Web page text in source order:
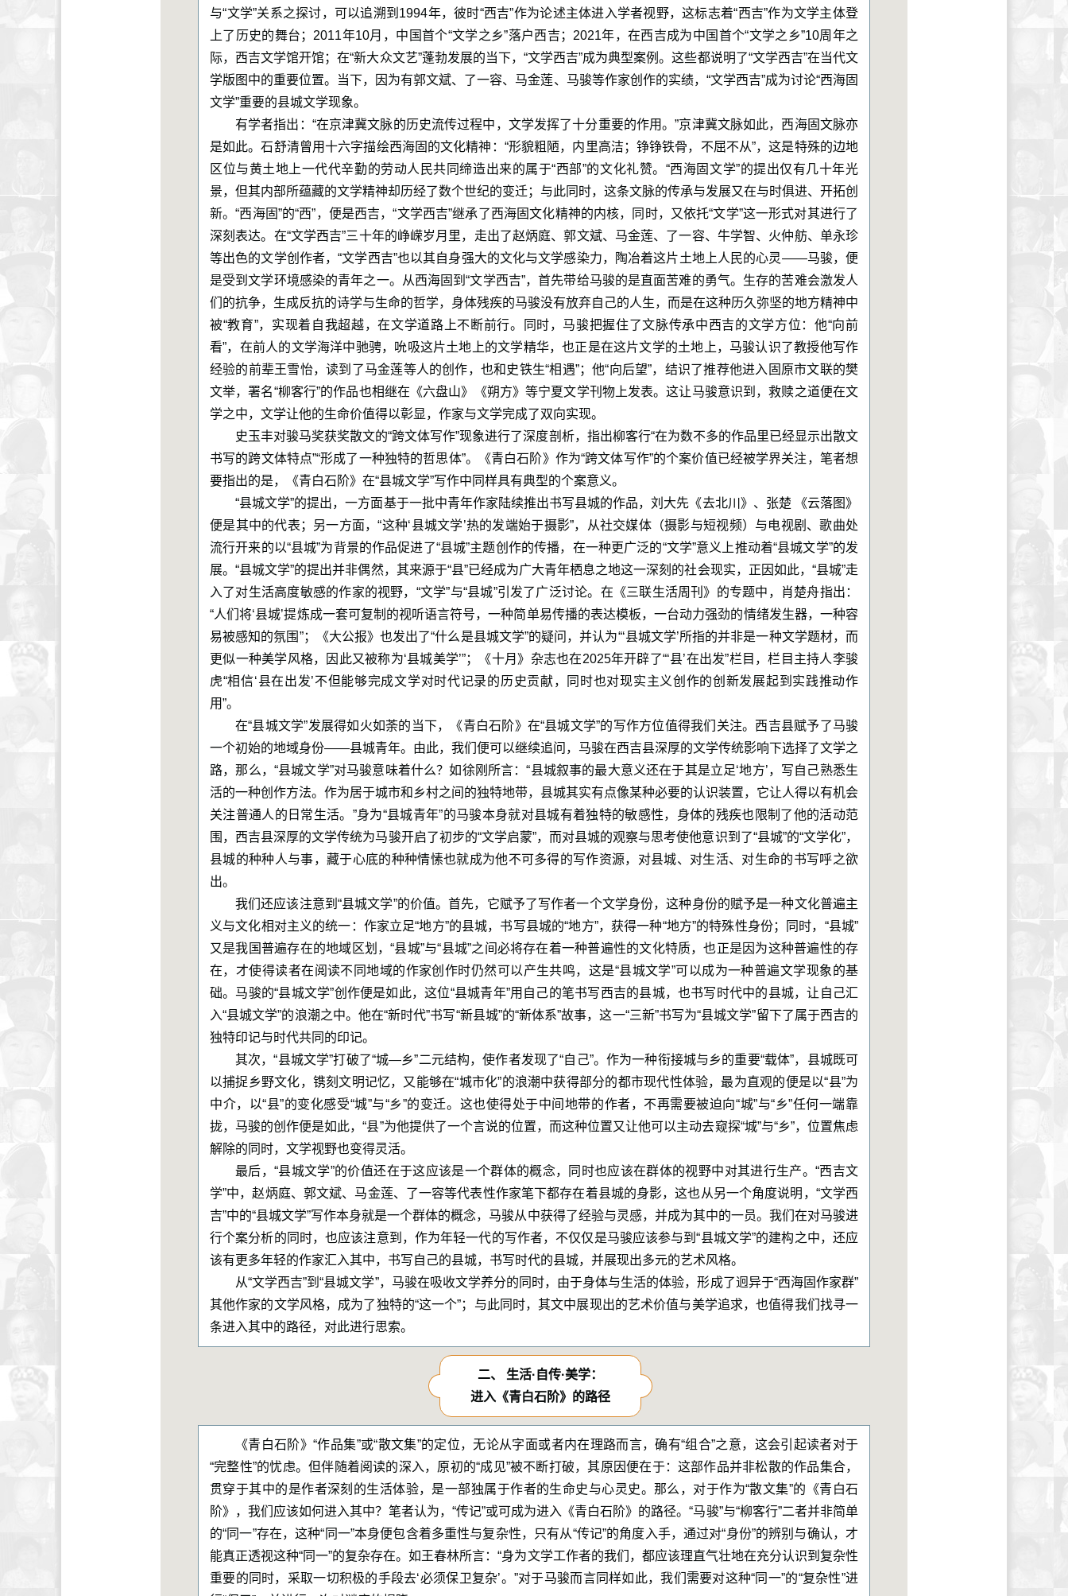
与“文学”关系之探讨，可以追溯到1994年，彼时“西吉”作为论述主体进入学者视野，这标志着“西吉”作为文学主体登
上了历史的舞台；2011年10月，中国首个“文学之乡”落户西吉；2021年，在西吉成为中国首个“文学之乡”10周年之
际，西吉文学馆开馆；在“新大众文艺”蓬勃发展的当下，“文学西吉”成为典型案例。这些都说明了“文学西吉”在当代文
学版图中的重要位置。当下，因为有郭文斌、了一容、马金莲、马骏等作家创作的实绩，“文学西吉”成为讨论“西海固
文学”重要的县城文学现象。
有学者指出：“在京津冀文脉的历史流传过程中，文学发挥了十分重要的作用。”京津冀文脉如此，西海固文脉亦
是如此。石舒清曾用十六字描绘西海固的文化精神：“形貌粗陋，内里高洁；铮铮铁骨，不屈不从”，这是特殊的边地
区位与黄土地上一代代辛勤的劳动人民共同缔造出来的属于“西部”的文化礼赞。“西海固文学”的提出仅有几十年光
景，但其内部所蕴藏的文学精神却历经了数个世纪的变迁；与此同时，这条文脉的传承与发展又在与时俱进、开拓创
新。“西海固”的“西”，便是西吉，“文学西吉”继承了西海固文化精神的内核，同时，又依托“文学”这一形式对其进行了
深刻表达。在“文学西吉”三十年的峥嵘岁月里，走出了赵炳庭、郭文斌、马金莲、了一容、牛学智、火仲舫、单永珍
等出色的文学创作者，“文学西吉”也以其自身强大的文化与文学感染力，陶冶着这片土地上人民的心灵——马骏，便
是受到文学环境感染的青年之一。从西海固到“文学西吉”，首先带给马骏的是直面苦难的勇气。生存的苦难会激发人
们的抗争，生成反抗的诗学与生命的哲学，身体残疾的马骏没有放弃自己的人生，而是在这种历久弥坚的地方精神中
被“教育”，实现着自我超越，在文学道路上不断前行。同时，马骏把握住了文脉传承中西吉的文学方位：他“向前
看”，在前人的文学海洋中驰骋，吮吸这片土地上的文学精华，也正是在这片文学的土地上，马骏认识了教授他写作
经验的前辈王雪怡，读到了马金莲等人的创作，也和史铁生“相遇”；他“向后望”，结识了推荐他进入固原市文联的樊
文举，署名“柳客行”的作品也相继在《六盘山》《朔方》等宁夏文学刊物上发表。这让马骏意识到，救赎之道便在文
学之中，文学让他的生命价值得以彰显，作家与文学完成了双向实现。
史玉丰对骏马奖获奖散文的“跨文体写作”现象进行了深度剖析，指出柳客行“在为数不多的作品里已经显示出散文
书写的跨文体特点”“形成了一种独特的哲思体”。《青白石阶》作为“跨文体写作”的个案价值已经被学界关注，笔者想
要指出的是，《青白石阶》在“县城文学”写作中同样具有典型的个案意义。
“县城文学”的提出，一方面基于一批中青年作家陆续推出书写县城的作品，刘大先《去北川》、张楚 《云落图》
便是其中的代表；另一方面，“这种‘县城文学’热的发端始于摄影”，从社交媒体（摄影与短视频）与电视剧、歌曲处
流行开来的以“县城”为背景的作品促进了“县城”主题创作的传播，在一种更广泛的“文学”意义上推动着“县城文学”的发
展。“县城文学”的提出并非偶然，其来源于“县”已经成为广大青年栖息之地这一深刻的社会现实，正因如此，“县城”走
入了对生活高度敏感的作家的视野，“文学”与“县城”引发了广泛讨论。在《三联生活周刊》的专题中，肖楚舟指出：
“人们将‘县城’提炼成一套可复制的视听语言符号，一种简单易传播的表达模板，一台动力强劲的情绪发生器，一种容
易被感知的氛围”；《大公报》也发出了“什么是县城文学”的疑问，并认为“‘县城文学’所指的并非是一种文学题材，而
更似一种美学风格，因此又被称为‘县城美学’”；《十月》杂志也在2025年开辟了“‘县’在出发”栏目，栏目主持人李骏
虎“相信‘县在出发’不但能够完成文学对时代记录的历史贡献，同时也对现实主义创作的创新发展起到实践推动作
用”。
在“县城文学”发展得如火如荼的当下，《青白石阶》在“县城文学”的写作方位值得我们关注。西吉县赋予了马骏
一个初始的地域身份——县城青年。由此，我们便可以继续追问，马骏在西吉县深厚的文学传统影响下选择了文学之
路，那么，“县城文学”对马骏意味着什么？如徐刚所言：“县城叙事的最大意义还在于其是立足‘地方’，写自己熟悉生
活的一种创作方法。作为居于城市和乡村之间的独特地带，县城其实有点像某种必要的认识装置，它让人得以有机会
关注普通人的日常生活。”身为“县城青年”的马骏本身就对县城有着独特的敏感性，身体的残疾也限制了他的活动范
围，西吉县深厚的文学传统为马骏开启了初步的“文学启蒙”，而对县城的观察与思考使他意识到了“县城”的“文学化”，
县城的种种人与事，藏于心底的种种情愫也就成为他不可多得的写作资源，对县城、对生活、对生命的书写呼之欲
出。
我们还应该注意到“县城文学”的价值。首先，它赋予了写作者一个文学身份，这种身份的赋予是一种文化普遍主
义与文化相对主义的统一：作家立足“地方”的县城，书写县城的“地方”，获得一种“地方”的特殊性身份；同时，“县城”
又是我国普遍存在的地域区划，“县城”与“县城”之间必将存在着一种普遍性的文化特质，也正是因为这种普遍性的存
在，才使得读者在阅读不同地域的作家创作时仍然可以产生共鸣，这是“县城文学”可以成为一种普遍文学现象的基
础。马骏的“县城文学”创作便是如此，这位“县城青年”用自己的笔书写西吉的县城，也书写时代中的县城，让自己汇
入“县城文学”的浪潮之中。他在“新时代”书写“新县城”的“新体系”故事，这一“三新”书写为“县城文学”留下了属于西吉的
独特印记与时代共同的印记。
其次，“县城文学”打破了“城—乡”二元结构，使作者发现了“自己”。作为一种衔接城与乡的重要“载体”，县城既可
以捕捉乡野文化，镌刻文明记忆，又能够在“城市化”的浪潮中获得部分的都市现代性体验，最为直观的便是以“县”为
中介，以“县”的变化感受“城”与“乡”的变迁。这也使得处于中间地带的作者，不再需要被迫向“城”与“乡”任何一端靠
拢，马骏的创作便是如此，“县”为他提供了一个言说的位置，而这种位置又让他可以主动去窥探“城”与“乡”，位置焦虑
解除的同时，文学视野也变得灵活。
最后，“县城文学”的价值还在于这应该是一个群体的概念，同时也应该在群体的视野中对其进行生产。“西吉文
学”中，赵炳庭、郭文斌、马金莲、了一容等代表性作家笔下都存在着县城的身影，这也从另一个角度说明，“文学西
吉”中的“县城文学”写作本身就是一个群体的概念，马骏从中获得了经验与灵感，并成为其中的一员。我们在对马骏进
行个案分析的同时，也应该注意到，作为年轻一代的写作者，不仅仅是马骏应该参与到“县城文学”的建构之中，还应
该有更多年轻的作家汇入其中，书写自己的县城，书写时代的县城，并展现出多元的艺术风格。
从“文学西吉”到“县城文学”，马骏在吸收文学养分的同时，由于身体与生活的体验，形成了迥异于“西海固作家群”
其他作家的文学风格，成为了独特的“这一个”；与此同时，其文中展现出的艺术价值与美学追求，也值得我们找寻一
条进入其中的路径，对此进行思索。
二、 生活·自传·美学：
进入《青白石阶》的路径
《青白石阶》“作品集”或“散文集”的定位，无论从字面或者内在理路而言，确有“组合”之意，这会引起读者对于
“完整性”的忧虑。但伴随着阅读的深入，原初的“成见”被不断打破，其原因便在于：这部作品并非松散的作品集合，
贯穿于其中的是作者深刻的生活体验，是一部独属于作者的生命史与心灵史。那么，对于作为“散文集”的《青白石
阶》，我们应该如何进入其中？笔者认为，“传记”或可成为进入《青白石阶》的路径。“马骏”与“柳客行”二者并非简单
的“同一”存在，这种“同一”本身便包含着多重性与复杂性，只有从“传记”的角度入手，通过对“身份”的辨别与确认，才
能真正透视这种“同一”的复杂存在。如王春林所言：“身为文学工作者的我们，都应该理直气壮地在充分认识到复杂性
重要的同时，采取一切积极的手段去‘必须保卫复杂’。”对于马骏而言同样如此，我们需要对这种“同一”的“复杂性”进